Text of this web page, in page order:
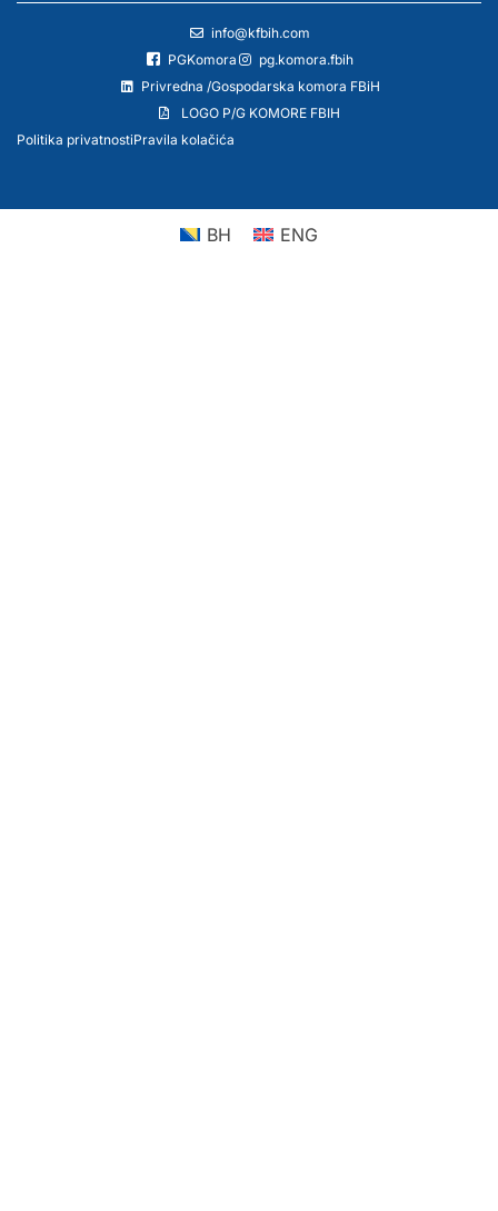
info@kfbih.com
PGKomora
pg.komora.fbih
Privredna /Gospodarska komora FBiH
LOGO P/G KOMORE FBIH
Politika privatnostiPravila kolačića
BH ENG